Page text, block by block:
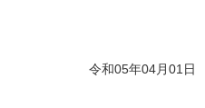
令和05年04月01日